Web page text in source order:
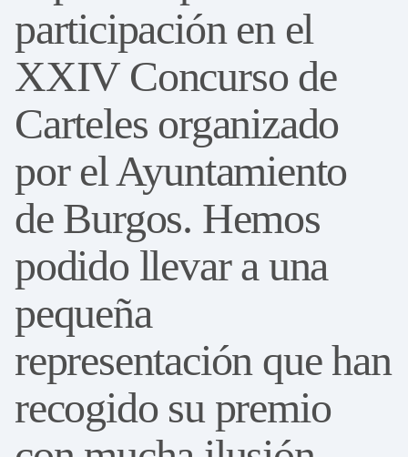
participación en el
XXIV Concurso de
Carteles organizado
por el Ayuntamiento
de Burgos. Hemos
podido llevar a una
pequeña
representación que han
recogido su premio